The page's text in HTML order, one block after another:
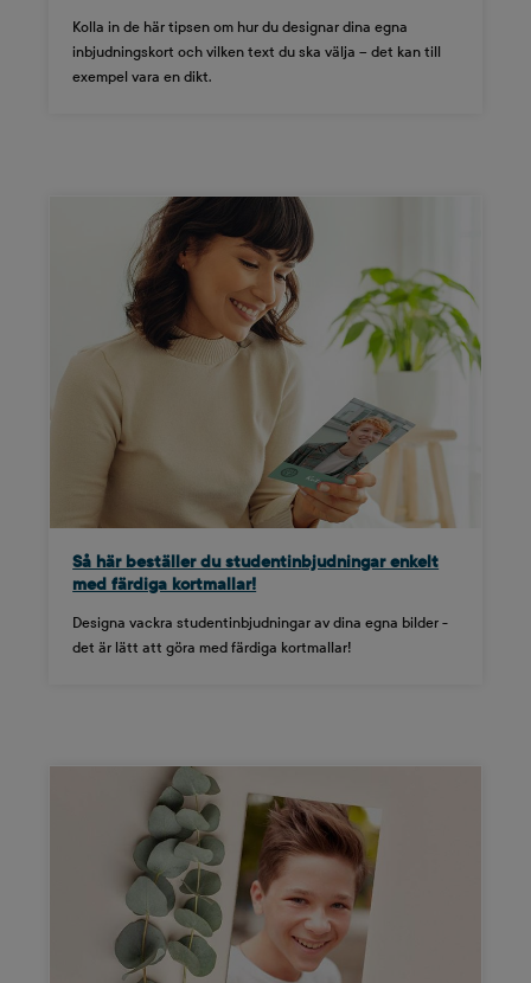
Kolla in de här tipsen om hur du designar dina egna
inbjudningskort och vilken text du ska välja – det kan till
exempel vara en dikt.
Så här beställer du studentinbjudningar enkelt
med färdiga kortmallar!
Designa vackra studentinbjudningar av dina egna bilder -
det är lätt att göra med färdiga kortmallar!